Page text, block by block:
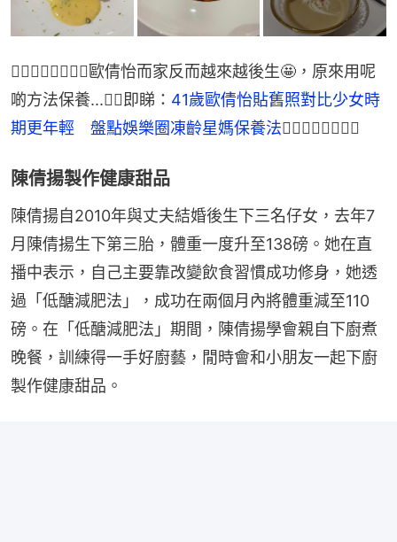
👉🏻👉🏻👉🏻👉🏻歐倩怡而家反而越來越後生🤩，原來用呢
啲方法保養...👯‍♀️即睇： 41歲歐倩怡貼舊照對比少女時
期更年輕　盤點娛樂圈凍齡星媽保養法👈🏻👈🏻👈🏻👈🏻
陳倩揚製作健康甜品
陳倩揚自2010年與丈夫結婚後生下三名仔女，去年7
月陳倩揚生下第三胎，體重一度升至138磅。她在直
播中表示，自己主要靠改變飲食習慣成功修身，她透
過「低醣減肥法」，成功在兩個月內將體重減至110
磅。在「低醣減肥法」期間，陳倩揚學會親自下廚煮
晚餐，訓練得一手好廚藝，閒時會和小朋友一起下廚
製作健康甜品。